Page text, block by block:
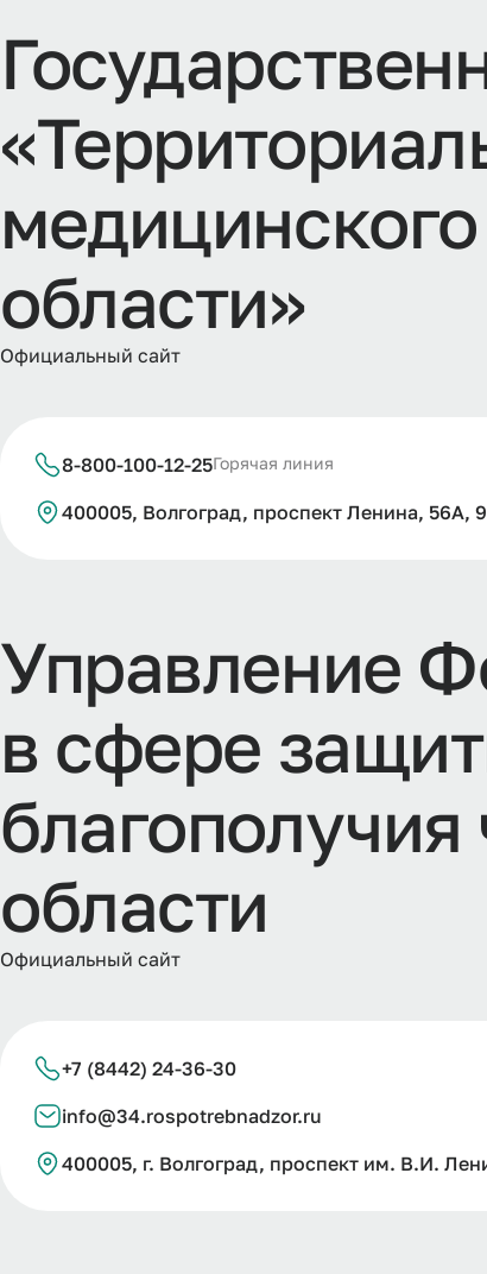
Государствен
«Территориал
медицинского
области»
Официальный сайт
8-800-100-12-25Горячая линия
400005, Волгоград, проспект Ленина, 56А,
Управление Ф
в сфере защит
благополучия
области
Официальный сайт
+7 (8442) 24-36-30
info@34.rospotrebnadzor.ru
400005, г. Волгоград, проспект им. В.И.